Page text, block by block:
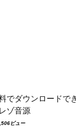
でダウンロードで
ゾ音源
ビュー